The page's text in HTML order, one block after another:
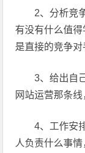
2、分析竞
有没有什么值
是直接的竞争对
3、给出自
网站运营那条
4、工作安
人负责什么事情